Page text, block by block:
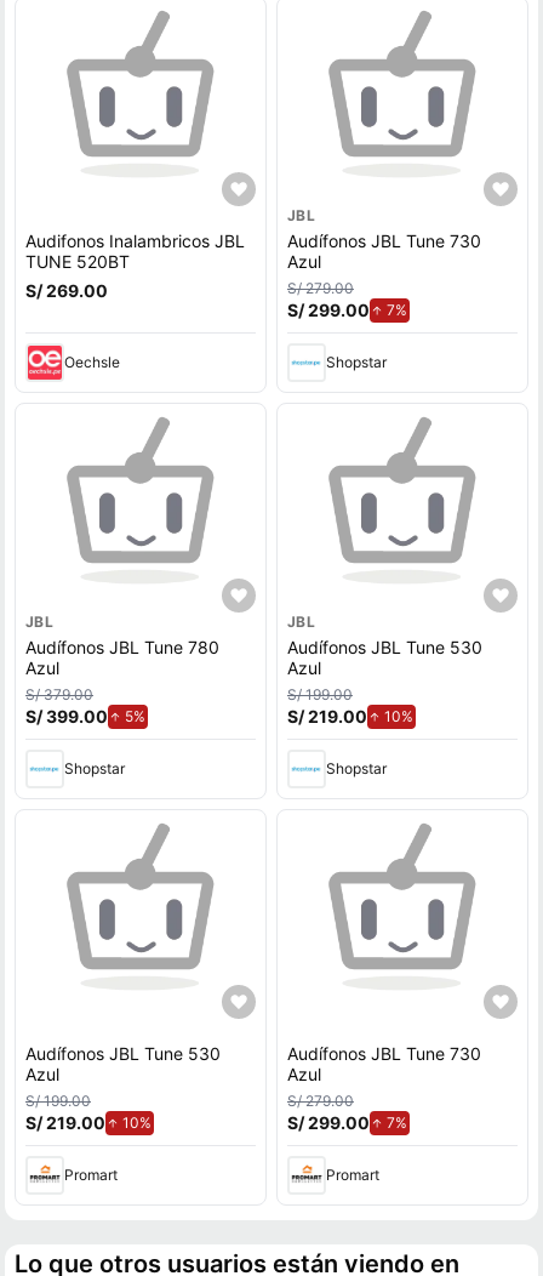
Audifonos Inalambricos JBL
TUNE 520BT
S/ 269.00
Oechsle
JBL
Audífonos JBL Tune 730
Azul
S/ 279.00
S/ 299.00 7%de aumento.
Shopstar
JBL
Audífonos JBL Tune 780
Azul
S/ 379.00
S/ 399.00 5%
Shopstar
JBL
Audífonos JBL Tune 530
Azul
S/ 199.00
S/ 219.00 10%de aumento.
Shopstar
Audífonos JBL Tune 530
Azul
S/ 199.00
S/ 219.00 10%
Promart
Audífonos JBL Tune 730
Azul
S/ 279.00
S/ 299.00 7%de aumento.
Promart
Lo que otros usuarios están viendo en